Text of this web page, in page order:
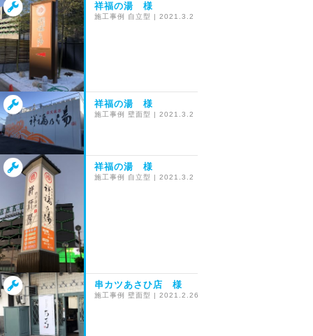
祥福の湯 様
施工事例 自立型 2021.3.2
祥福の湯 様
施工事例 壁面型 2021.3.2
祥福の湯 様
施工事例 自立型 2021.3.2
串カツあさひ店 様
施工事例 壁面型 2021.2.26